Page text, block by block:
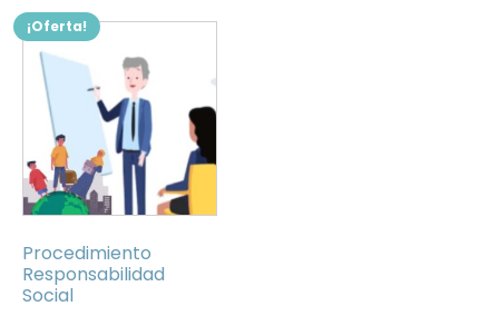
¡Oferta!
Procedimiento
Responsabilidad
Social